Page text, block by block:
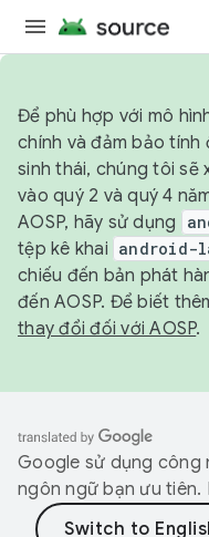
Để phù hợp với mô
chính và đảm bảo tính
sinh thái, chúng tôi sẽ
vào quý 2 và quý 4
AOSP, hãy sử dụng
tệp kê khai android-
chiếu đến bản phát
đến AOSP. Để biết
thay đổi đối với AOSP.
Google sử dụng công
ngôn ngữ bạn ưu tiên.